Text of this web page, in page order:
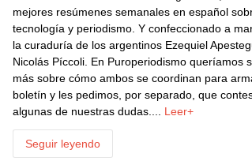
mejores resúmenes semanales en español
tecnología y periodismo. Y confeccionado a
la curaduría de los argentinos Ezequiel
Nicolás Píccoli. En Puroperiodismo queríamos
más sobre cómo ambos se coordinan para
boletín y les pedimos, por separado, que
algunas de nuestras dudas.... Leer+
Seguir leyendo